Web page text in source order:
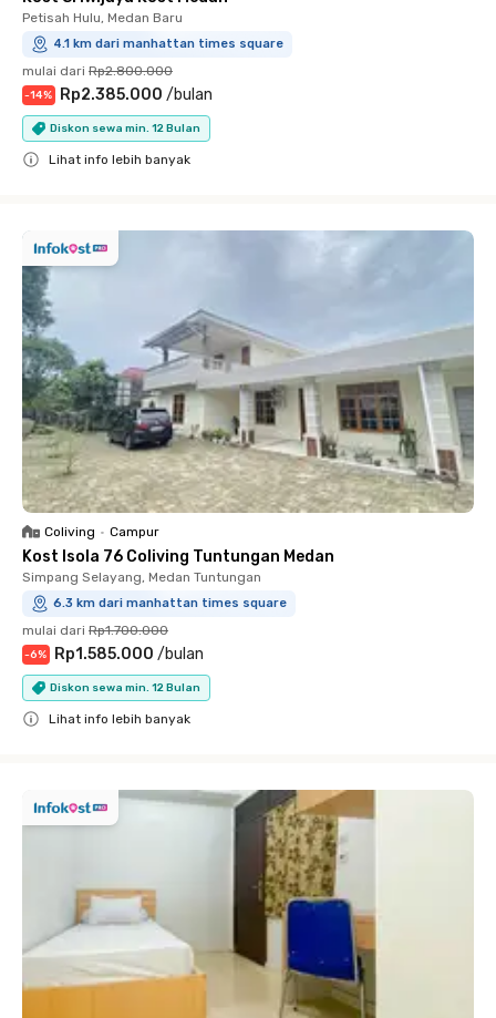
Petisah Hulu, Medan Baru
4.1 km dari manhattan times square
mulai dari Rp2.800.000
-14% Rp2.385.000 /bulan
Diskon sewa min. 12 Bulan
Lihat info lebih banyak
Coliving • Campur
Kost Isola 76 Coliving Tuntungan Medan
Simpang Selayang, Medan Tuntungan
6.3 km dari manhattan times square
mulai dari Rp1.700.000
-6% Rp1.585.000 /bulan
Diskon sewa min. 12 Bulan
Lihat info lebih banyak